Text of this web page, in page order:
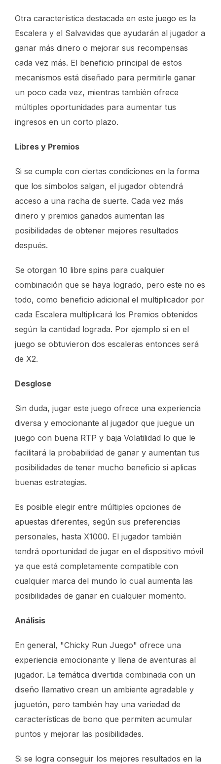
Otra característica destacada en este juego es la
Escalera y el Salvavidas que ayudarán al jugador a
ganar más dinero o mejorar sus recompensas
cada vez más. El beneficio principal de estos
mecanismos está diseñado para permitirle ganar
un poco cada vez, mientras también ofrece
múltiples oportunidades para aumentar tus
ingresos en un corto plazo.
Libres y Premios
Si se cumple con ciertas condiciones en la forma
que los símbolos salgan, el jugador obtendrá
acceso a una racha de suerte. Cada vez más
dinero y premios ganados aumentan las
posibilidades de obtener mejores resultados
después.
Se otorgan 10 libre spins para cualquier
combinación que se haya logrado, pero este no es
todo, como beneficio adicional el multiplicador por
cada Escalera multiplicará los Premios obtenidos
según la cantidad lograda. Por ejemplo si en el
juego se obtuvieron dos escaleras entonces será
de X2.
Desglose
Sin duda, jugar este juego ofrece una experiencia
diversa y emocionante al jugador que juegue un
juego con buena RTP y baja Volatilidad lo que le
facilitará la probabilidad de ganar y aumentan tus
posibilidades de tener mucho beneficio si aplicas
buenas estrategias.
Es posible elegir entre múltiples opciones de
apuestas diferentes, según sus preferencias
personales, hasta X1000. El jugador también
tendrá oportunidad de jugar en el dispositivo móvil
ya que está completamente compatible con
cualquier marca del mundo lo cual aumenta las
posibilidades de ganar en cualquier momento.
Análisis
En general, "Chicky Run Juego" ofrece una
experiencia emocionante y llena de aventuras al
jugador. La temática divertida combinada con un
diseño llamativo crean un ambiente agradable y
juguetón, pero también hay una variedad de
características de bono que permiten acumular
puntos y mejorar las posibilidades.
Si se logra conseguir los mejores resultados en la